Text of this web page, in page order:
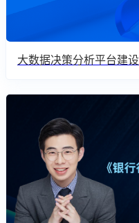
大数据决策分析平台建